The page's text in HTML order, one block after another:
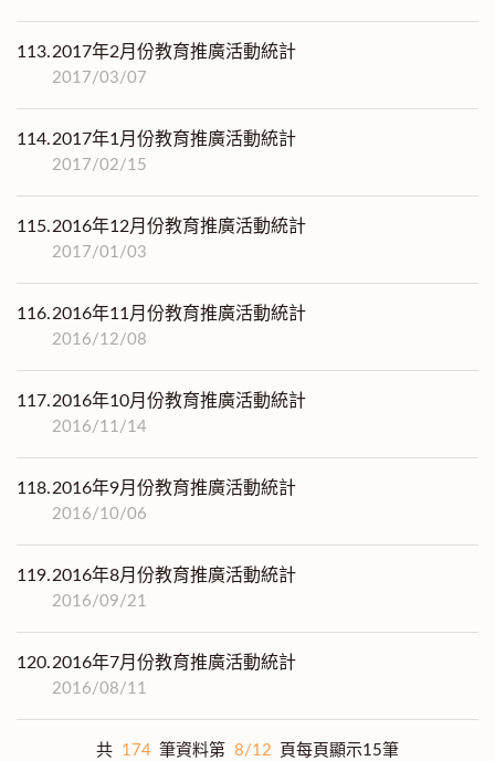
113.2017年2月份教育推廣活動統計
2017/03/07
114.2017年1月份教育推廣活動統計
2017/02/15
115.2016年12月份教育推廣活動統計
2017/01/03
116.2016年11月份教育推廣活動統計
2016/12/08
117.2016年10月份教育推廣活動統計
2016/11/14
118.2016年9月份教育推廣活動統計
2016/10/06
119.2016年8月份教育推廣活動統計
2016/09/21
120.2016年7月份教育推廣活動統計
2016/08/11
共 174 筆資料第 8/12 頁每頁顯示15筆